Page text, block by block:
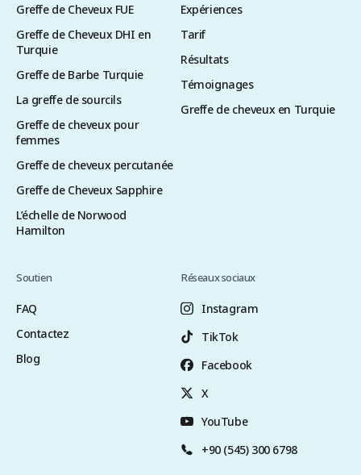
Greffe de Cheveux FUE
Greffe de Cheveux DHI en
Turquie
Greffe de Barbe Turquie
La greffe de sourcils
Greffe de cheveux pour
femmes
Greffe de cheveux percutanée
Greffe de Cheveux Sapphire
L’échelle de Norwood
Hamilton
Expériences
Tarif
Résultats
Témoignages
Greffe de cheveux en Turquie
Soutien
FAQ
Contactez
Blog
Réseaux sociaux
Instagram
TikTok
Facebook
X
YouTube
+90 (545) 300 6798